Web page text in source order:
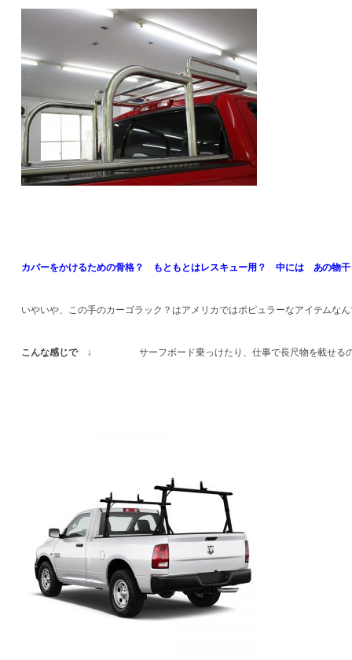
カバーをかけるための骨格？ もともとはレスキュー用？ 中には あの物干
いやいや、この手のカーゴラック？はアメリカではポピュラーなアイテムなん
こんな感じで ↓ サーフボード乗っけたり、仕事で長尺物を載せるの